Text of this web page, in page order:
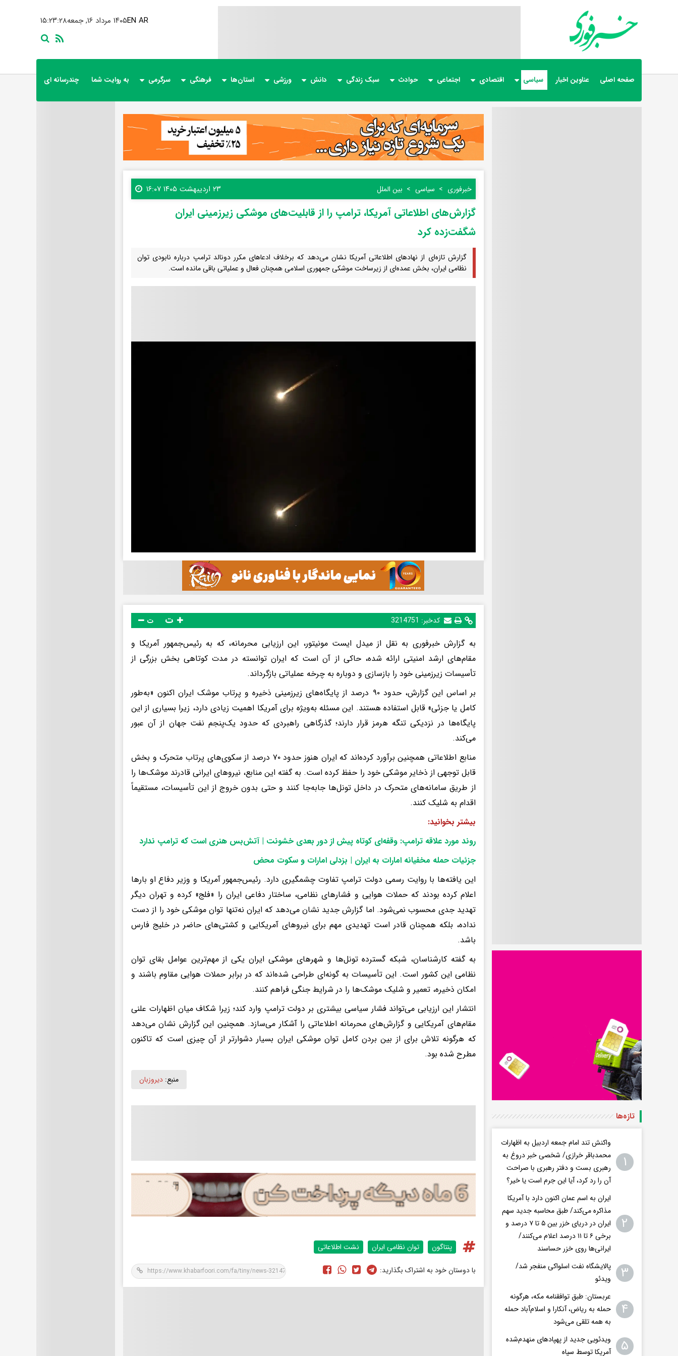
۱۵:۲۳:۳۰ ۱۴۰۵ مرداد ۱۶, جمعهEN AR
صفحه اصلی عناوین اخبار سیاسی اقتصادی اجتماعی حوادث سبک زندگی دانش ورزشی استان‌ها فرهنگی سرگرمی به روایت شما چندرسانه ای
خبرفوری سیاسی بین الملل ۲۳ اردیبهشت ۱۴۰۵ ۱۶:۰۷
گزارش‌های اطلاعاتی آمریکا، ترامپ را از قابلیت‌های موشکی زیرزمینی ایران
شگفت‌زده کرد
گزارش تازه‌ای از نهادهای اطلاعاتی آمریکا نشان می‌دهد که برخلاف ادعاهای مکرر دونالد ترامپ درباره نابودی توان
نظامی ایران، بخش عمده‌ای از زیرساخت موشکی جمهوری اسلامی همچنان فعال و عملیاتی باقی مانده است.
کدخبر: 3214751 ت
به گزارش خبرفوری به نقل از میدل ایست مونیتور، این ارزیابی محرمانه، که به رئیس‌جمهور آمریکا و
مقام‌های ارشد امنیتی ارائه شده، حاکی از آن است که ایران توانسته در مدت کوتاهی بخش بزرگی از
تأسیسات زیرزمینی خود را بازسازی و دوباره به چرخه عملیاتی بازگرداند.
بر اساس این گزارش، حدود ۹۰ درصد از پایگاه‌های زیرزمینی ذخیره و پرتاب موشک ایران اکنون «به‌طور
کامل یا جزئی» قابل استفاده هستند. این مسئله به‌ویژه برای آمریکا اهمیت زیادی دارد، زیرا بسیاری از این
پایگاه‌ها در نزدیکی تنگه هرمز قرار دارند؛ گذرگاهی راهبردی که حدود یک‌پنجم نفت جهان از آن عبور
می‌کند.
منابع اطلاعاتی همچنین برآورد کرده‌اند که ایران هنوز حدود ۷۰ درصد از سکوی‌های پرتاب متحرک و بخش
قابل توجهی از ذخایر موشکی خود را حفظ کرده است. به گفته این منابع، نیروهای ایرانی قادرند موشک‌ها را
از طریق سامانه‌های متحرک در داخل تونل‌ها جابه‌جا کنند و حتی بدون خروج از این تأسیسات، مستقیماً
اقدام به شلیک کنند.
بیشتر بخوانید:
روند مورد علاقه ترامپ: وقفه‌ای کوتاه پیش از دور بعدی خشونت | آتش‌بس هنری است که ترامپ ندارد
جزئیات حمله مخفیانه امارات به ایران | بزدلی امارات و سکوت محض
این یافته‌ها با روایت رسمی دولت ترامپ تفاوت چشمگیری دارد. رئیس‌جمهور آمریکا و وزیر دفاع او بارها
اعلام کرده بودند که حملات هوایی و فشارهای نظامی، ساختار دفاعی ایران را «فلج» کرده و تهران دیگر
تهدید جدی محسوب نمی‌شود. اما گزارش جدید نشان می‌دهد که ایران نه‌تنها توان موشکی خود را از دست
نداده، بلکه همچنان قادر است تهدیدی مهم برای نیروهای آمریکایی و کشتی‌های حاضر در خلیج فارس
باشد.
به گفته کارشناسان، شبکه گسترده تونل‌ها و شهرهای موشکی ایران یکی از مهم‌ترین عوامل بقای توان
نظامی این کشور است. این تأسیسات به گونه‌ای طراحی شده‌اند که در برابر حملات هوایی مقاوم باشند و
امکان ذخیره، تعمیر و شلیک موشک‌ها را در شرایط جنگی فراهم کنند.
انتشار این ارزیابی می‌تواند فشار سیاسی بیشتری بر دولت ترامپ وارد کند؛ زیرا شکاف میان اظهارات علنی
مقام‌های آمریکایی و گزارش‌های محرمانه اطلاعاتی را آشکار می‌سازد. همچنین این گزارش نشان می‌دهد
که هرگونه تلاش برای از بین بردن کامل توان موشکی ایران بسیار دشوارتر از آن چیزی است که تاکنون
مطرح شده بود.
منبع: دیروزبان
پنتاگون توان نظامی ایران نشت اطلاعاتی
با دوستان خود به اشتراک بگذارید:
تازه‌ها
۱
واکنش تند امام جمعه اردبیل به اظهارات
محمدباقر خرازی/ شخصی خبر دروغ به
رهبری بست و دفتر رهبری با صراحت
آن را رد کرد، آیا این جرم است یا خیر؟
۲
ایران به اسم عمان اکنون دارد با آمریکا
مذاکره می‌کند/ طبق محاسبه جدید سهم
ایران در دریای خزر بین ۵ تا ۷ درصد و
برخی ۶ تا ۱۱ درصد اعلام می‌کنند/
ایرانی‌ها روی خزر حساسند
۳
پالایشگاه نفت اسلواکی منفجر شد/
ویدئو
۴
عربستان: طبق توافقنامه مکه، هرگونه
حمله به ریاض، آنکارا و اسلام‌آباد حمله
به همه تلقی می‌شود
۵
ویدئویی جدید از پهپادهای منهدم‌شده
آمریکا توسط سپاه